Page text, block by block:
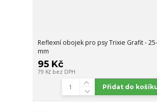
Reflexní obojek pro psy Trixie Grafit -
mm
95 Kč
79 Kč bez DPH
Přidat do